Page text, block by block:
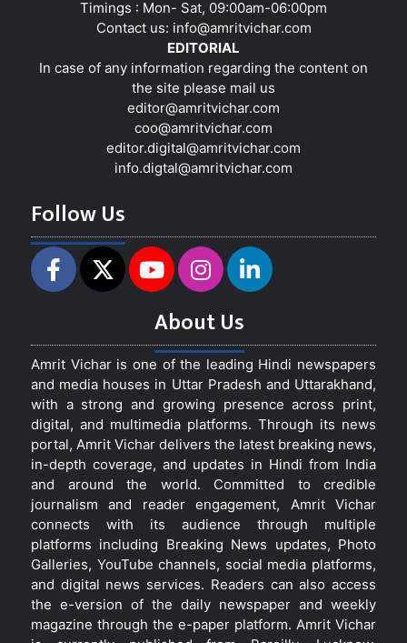
Timings : Mon- Sat, 09:00am-06:00pm
Contact us: info@amritvichar.com
EDITORIAL
In case of any information regarding the content on
the site please mail us
editor@amritvichar.com
coo@amritvichar.com
editor.digital@amritvichar.com
info.digtal@amritvichar.com
Follow Us
About Us
Amrit Vichar is one of the leading Hindi newspapers
and media houses in Uttar Pradesh and Uttarakhand,
with a strong and growing presence across print,
digital, and multimedia platforms. Through its news
portal, Amrit Vichar delivers the latest breaking news,
in-depth coverage, and updates in Hindi from India
and around the world. Committed to credible
journalism and reader engagement, Amrit Vichar
connects with its audience through multiple
platforms including Breaking News updates, Photo
Galleries, YouTube channels, social media platforms,
and digital news services. Readers can also access
the e-version of the daily newspaper and weekly
magazine through the e-paper platform. Amrit Vichar